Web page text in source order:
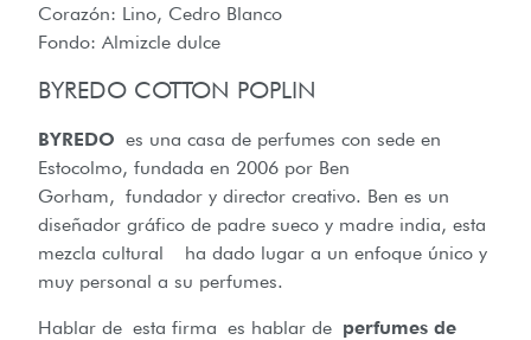
Corazón: Lino, Cedro Blanco
Fondo: Almizcle dulce
BYREDO COTTON POPLIN
BYREDO es una casa de perfumes con sede en
Estocolmo, fundada en 2006 por Ben
Gorham, fundador y director creativo. Ben es un
diseñador gráfico de padre sueco y madre india, esta
mezcla cultural ha dado lugar a un enfoque único y
muy personal a su perfumes.
Hablar de esta firma es hablar de perfumes de